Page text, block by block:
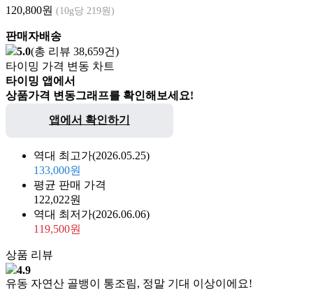
120,800원 (10g당 219원)
판매자배송
5.0(총 리뷰 38,659건)
타이밍 가격 변동 차트
타이밍 앱에서
상품가격 변동그래프를 확인해보세요!
앱에서 확인하기
역대 최고가(2026.05.25)
133,000원
평균 판매 가격
122,022원
역대 최저가(2026.06.06)
119,500원
상품 리뷰
4.9
유동 자연산 골뱅이 통조림, 정말 기대 이상이에요!